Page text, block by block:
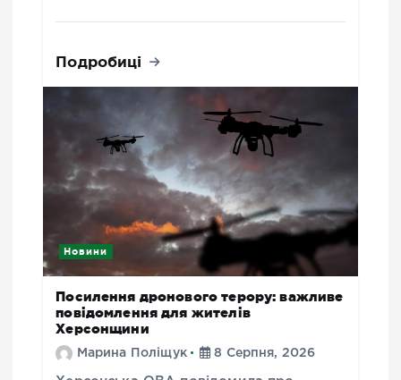
Подробиці
Новини
Посилення дронового терору: важливе
повідомлення для жителів
Херсонщини
Марина Поліщук 8 Серпня, 2026